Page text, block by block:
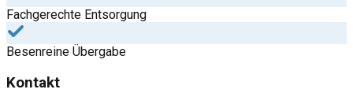
Fachgerechte Entsorgung
Besenreine Übergabe
Kontakt